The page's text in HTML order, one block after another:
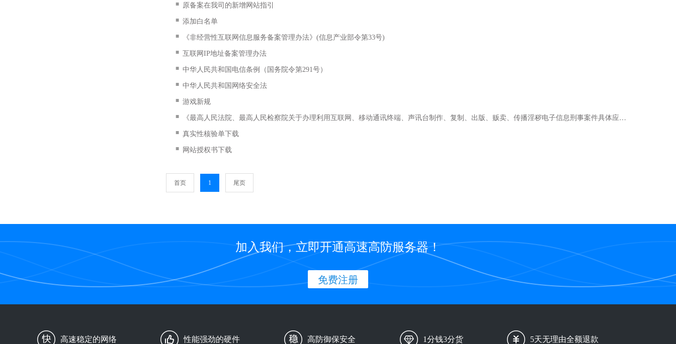
■ 原备案在我司的新增网站指引
■ 添加白名单
■ 《非经营性互联网信息服务备案管理办法》(信息产业部令第33号)
■ 互联网IP地址备案管理办法
■ 中华人民共和国电信条例（国务院令第291号）
■ 中华人民共和国网络安全法
■ 游戏新规
■ 《最高人民法院、最高人民检察院关于办理利用互联网、移动通讯终端、声讯台制作、复制、出版、贩卖、传播淫秽电子信息刑事案件具体应用法律若干问题的解释(二)》
■ 真实性核验单下载
■ 网站授权书下载
首页 1 尾页
加入我们，立即开通高速高防服务器！
免费注册
高速稳定的网络 性能强劲的硬件 高防御保安全 1分钱3分货 5天无理由全额退款